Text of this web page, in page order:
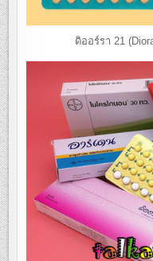
ดิออร์รา 21